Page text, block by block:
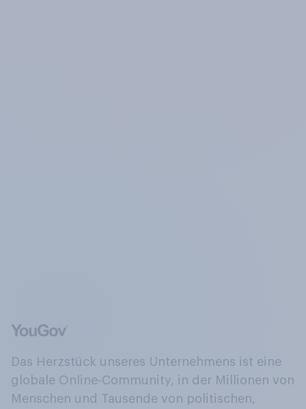
Das Herzstück unseres Unternehmens ist eine
globale Online-Community, in der Millionen von
Menschen und Tausende von politischen,